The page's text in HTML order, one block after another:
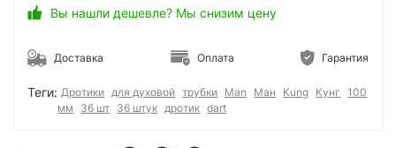
Вы нашли дешевле? Мы снизим цену
Доставка Оплата Гарантия
Теги: Дротики для духовой трубки Man Ман Kung Кунг
100
мм
36 шт 36 штук дротик dart